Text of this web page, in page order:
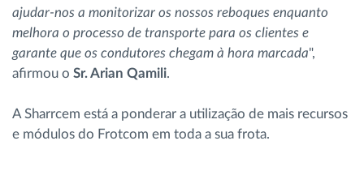
ajudar-nos a monitorizar os nossos reboques enquanto
melhora o processo de transporte para os clientes e
garante que os condutores chegam à hora marcada",
afirmou o Sr. Arian Qamili.
A Sharrcem está a ponderar a utilização de mais recursos
e módulos do Frotcom em toda a sua frota.